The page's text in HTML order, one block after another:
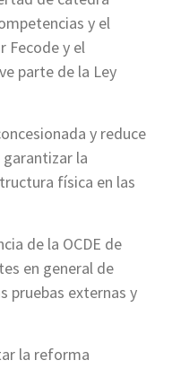
y el
Fecode y el
parte de la Ley
y reduce
la
física en las
de la OCDE de
en general de
pruebas externas y
la reforma